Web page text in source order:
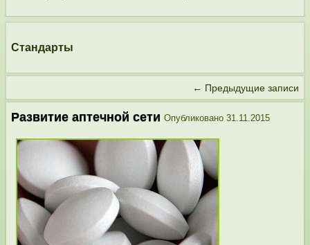
Стандарты
← Предыдущие записи
Развитие аптечной сети Опубликовано 31.11.2015